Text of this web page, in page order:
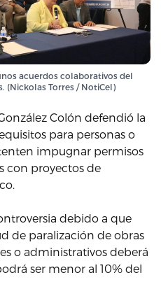
acuerdos colaborativos del
(Nickolas Torres / NotiCel)
Colón defendió la
para personas o
impugnar permisos
con proyectos de
debido a que
de paralización de obras
o administrativos deberá
ser menor al 10% del